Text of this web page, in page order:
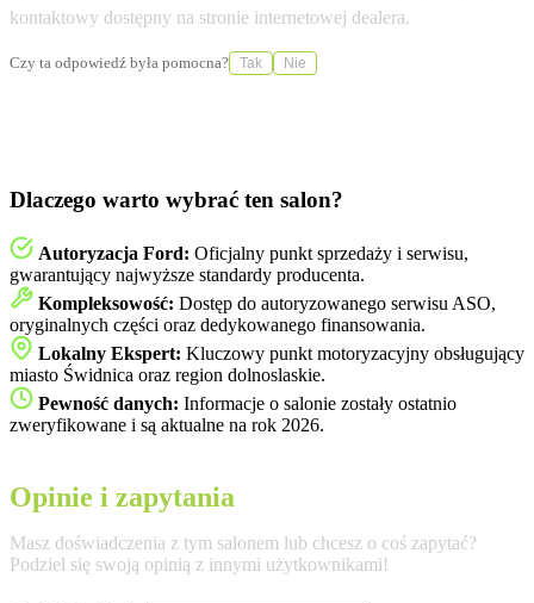
kontaktowy dostępny na stronie internetowej dealera.
Czy ta odpowiedź była pomocna? Tak Nie
Dlaczego warto wybrać ten salon?
Autoryzacja Ford: Oficjalny punkt sprzedaży i serwisu,
gwarantujący najwyższe standardy producenta.
Kompleksowość: Dostęp do autoryzowanego serwisu ASO,
oryginalnych części oraz dedykowanego finansowania.
Lokalny Ekspert: Kluczowy punkt motoryzacyjny obsługujący
miasto Świdnica oraz region dolnoslaskie.
Pewność danych: Informacje o salonie zostały ostatnio
zweryfikowane i są aktualne na rok 2026.
Opinie i zapytania
Masz doświadczenia z tym salonem lub chcesz o coś zapytać?
Podziel się swoją opinią z innymi użytkownikami!